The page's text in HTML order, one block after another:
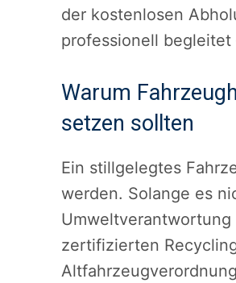
der kostenlosen
professionell
Warum
setzen sollten
Ein stillgelegtes
werden. Solange es
Umweltverantwortung
zertifizierten